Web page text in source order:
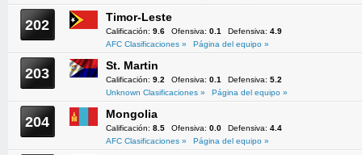
202 Timor-Leste
Calificación: 9.6 Ofensiva: 0.1 Defensiva: 4.9
AFC Clasificaciones »
Página del equipo »
203 St. Martin
Calificación: 9.2 Ofensiva: 0.1 Defensiva: 5.2
Unknown Clasificaciones »
Página del equipo »
204 Mongolia
Calificación: 8.5 Ofensiva: 0.0 Defensiva: 4.4
AFC Clasificaciones »
Página del equipo »